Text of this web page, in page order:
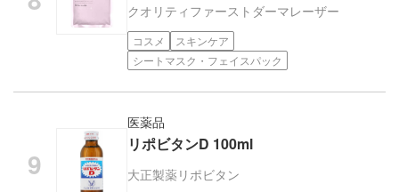
クオリティファースト ダーマレーザー
コスメ
スキンケア
シートマスク・フェイスパック
医薬品
リポビタンD 100ml
大正製薬 リポビタン